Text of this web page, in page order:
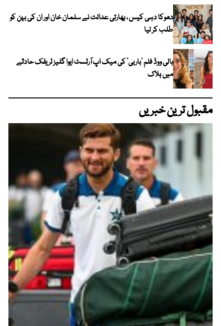
دھوکا دہی کیس ، بھارتی عدالت نے سلمان خان اور ان کی بہن کو
طلب کر لیا
ہالی ووڈ فلم ’باربی‘ کی میک اپ آرٹسٹ ایوا گلیز ٹریفک حادثے
میں ہلاک
مقبول ترین خبریں